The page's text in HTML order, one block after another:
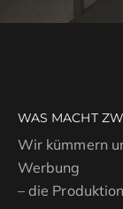
WAS MACHT
Wir kümmern
Werbung
– die